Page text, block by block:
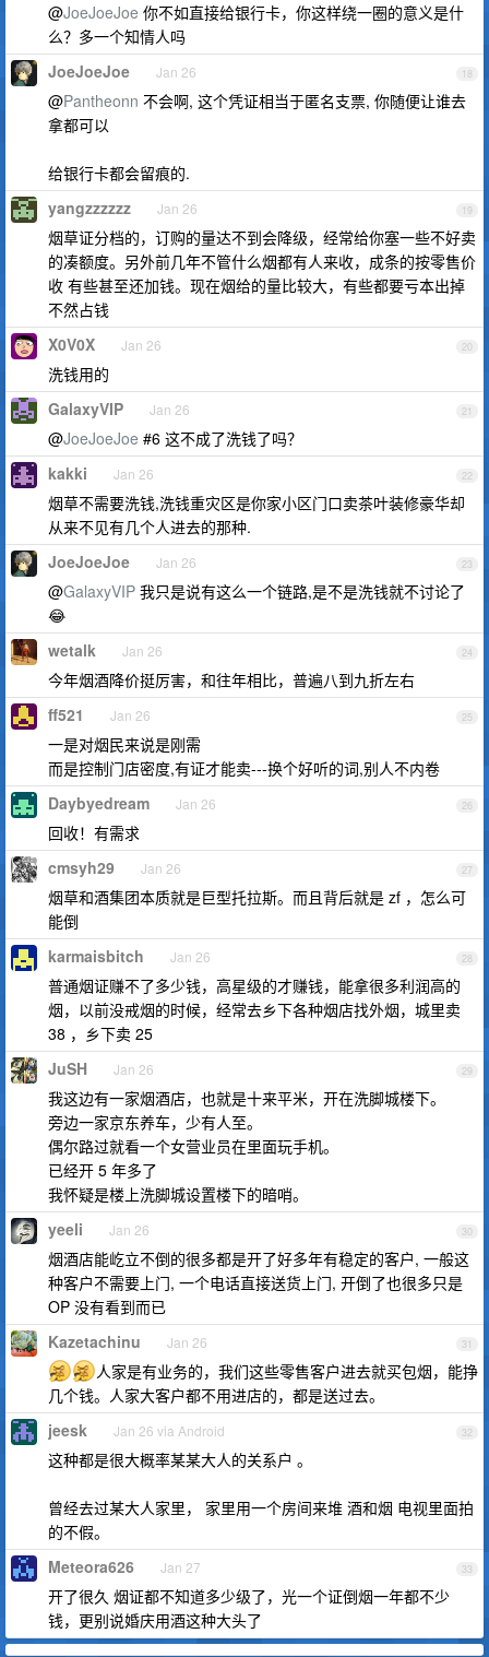
@JoeJoeJoe 你不如直接给银行卡，你这样绕一圈的意义是什
么？多一个知情人吗
18
JoeJoeJoe Jan 26
@Pantheonn 不会啊, 这个凭证相当于匿名支票, 你随便让谁去
拿都可以
给银行卡都会留痕的.
19
yangzzzzzz Jan 26
烟草证分档的，订购的量达不到会降级，经常给你塞一些不好卖
的凑额度。另外前几年不管什么烟都有人来收，成条的按零售价
收 有些甚至还加钱。现在烟给的量比较大，有些都要亏本出掉
不然占钱
20
X0V0X Jan 26
洗钱用的
21
GalaxyVIP Jan 26
@JoeJoeJoe #6 这不成了洗钱了吗？
22
kakki Jan 26
烟草不需要洗钱,洗钱重灾区是你家小区门口卖茶叶装修豪华却
从来不见有几个人进去的那种.
23
JoeJoeJoe Jan 26
@GalaxyVIP 我只是说有这么一个链路,是不是洗钱就不讨论了
😂
24
wetalk Jan 26
今年烟酒降价挺厉害，和往年相比，普遍八到九折左右
25
ff521 Jan 26
一是对烟民来说是刚需
而是控制门店密度,有证才能卖---换个好听的词,别人不内卷
26
Daybyedream Jan 26
回收！有需求
27
cmsyh29 Jan 26
烟草和酒集团本质就是巨型托拉斯。而且背后就是 zf ，怎么可
能倒
28
karmaisbitch Jan 26
普通烟证赚不了多少钱，高星级的才赚钱，能拿很多利润高的
烟，以前没戒烟的时候，经常去乡下各种烟店找外烟，城里卖
38 ，乡下卖 25
29
JuSH Jan 26
我这边有一家烟酒店，也就是十来平米，开在洗脚城楼下。
旁边一家京东养车，少有人至。
偶尔路过就看一个女营业员在里面玩手机。
已经开 5 年多了
我怀疑是楼上洗脚城设置楼下的暗哨。
30
yeeli Jan 26
烟酒店能屹立不倒的很多都是开了好多年有稳定的客户, 一般这
种客户不需要上门, 一个电话直接送货上门, 开倒了也很多只是
OP 没有看到而已
31
Kazetachinu Jan 26
人家是有业务的，我们这些零售客户进去就买包烟，能挣
几个钱。人家大客户都不用进店的，都是送过去。
32
jeesk Jan 26 via Android
这种都是很大概率某某大人的关系户 。
曾经去过某大人家里， 家里用一个房间来堆 酒和烟 电视里面拍
的不假。
33
Meteora626 Jan 27
开了很久 烟证都不知道多少级了，光一个证倒烟一年都不少
钱，更别说婚庆用酒这种大头了